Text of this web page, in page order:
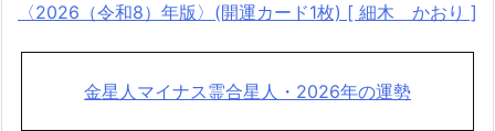
〈2026（令和8）年版〉(開運カード1枚) [ 細木 かおり ]
金星人マイナス霊合星人・2026年の運勢